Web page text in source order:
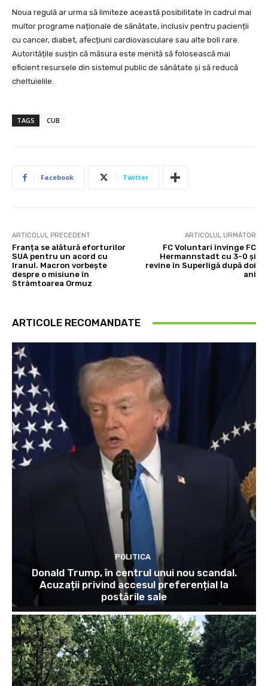
Noua regulă ar urma să limiteze această posibilitate în cadrul mai
multor programe naționale de sănătate, inclusiv pentru pacienții
cu cancer, diabet, afecțiuni cardiovasculare sau alte boli rare.
Autoritățile susțin că măsura este menită să folosească mai
eficient resursele din sistemul public de sănătate și să reducă
cheltuielile.
TAGS CUB
Facebook Twitter
ARTICOLUL PRECEDENT
Franța se alătură eforturilor
SUA pentru un acord cu
Iranul. Macron vorbește
despre o misiune în
Strâmtoarea Ormuz
ARTICOLUL URMĂTOR
FC Voluntari învinge FC
Hermannstadt cu 3-0 şi
revine în Superligă după doi
ani
ARTICOLE RECOMANDATE
POLITICA
Donald Trump, în centrul unui nou scandal.
Acuzații privind accesul preferențial la
postările sale